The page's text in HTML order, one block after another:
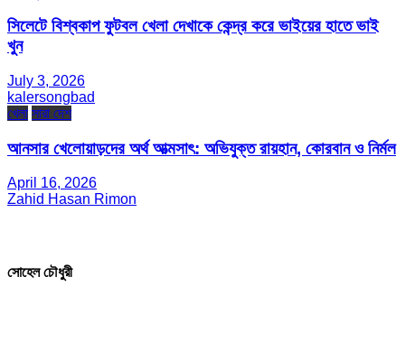
সিলেটে বিশ্বকাপ ফুটবল খেলা দেখাকে কেন্দ্র করে ভাইয়ের হাতে ভাই
খুন
July 3, 2026
kalersongbad
খেলা সারা দেশ
আনসার খেলোয়াড়দের অর্থ আত্মসাৎ: অভিযুক্ত রায়হান, কোরবান ও নির্মল
April 16, 2026
Zahid Hasan Rimon
সোহেল চৌধুরী